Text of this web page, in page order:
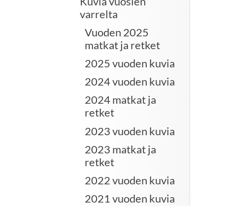
varrelta
Vuoden 2025
matkat ja retket
2025 vuoden kuvia
2024 vuoden kuvia
2024 matkat ja
retket
2023 vuoden kuvia
2023 matkat ja
retket
2022 vuoden kuvia
2021 vuoden kuvia